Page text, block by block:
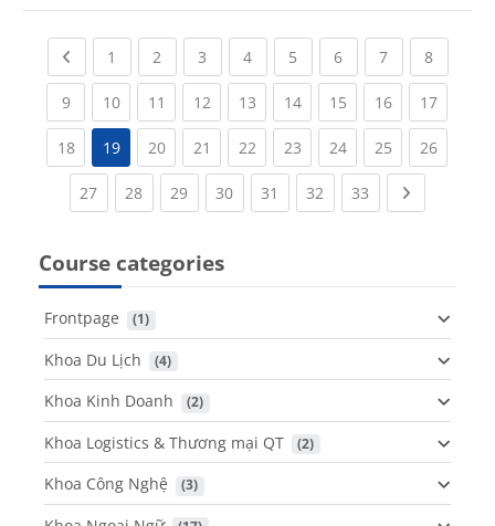
Previous page
1 (current)
2 (current)
3 (current)
4(current)
5 (current)
6(current)
7(current)
8(current)
9(current)
10(current)
11 (current)
12(current)
13(current)
14(current)
15(current)
16(current)
17
18(current)
19 20(current)
21 (current)
22(current)
23(current)
24(current)
25(current)
26
27(current)
28(current)
29(current)
30(current)
31 (current)
32 (current)
33 (current)Next page
Course categories
Frontpage (1)
Khoa Du Lịch (4)
Khoa Kinh Doanh (2)
Khoa Logistics & Thương mại QT (2)
Khoa Công Nghệ (3)